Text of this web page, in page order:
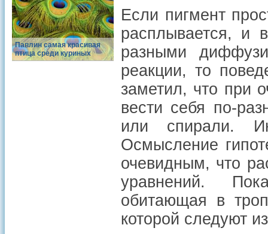
Павлин самая красивая
птица среди куриных
Если пигмент
расплывается, и
разными
реакции, то
заметил, что при
вести себя по-
или спирали.
Осмысление
очевидным, что
уравнений.
обитающая в
которой следуют